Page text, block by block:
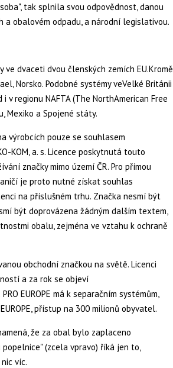
tak splnila svou odpovědnost, danou
a obalovém odpadu, a národní legislativou.
dvaceti dvou členských zemích EU.Kromě
Norsko. Podobné systémy veVelké Británii
v regionu NAFTA (The NorthAmerican Free
Mexiko a Spojené státy.
výrobcích pouze se souhlasem
KOM, a. s. Licence poskytnutá touto
značky mimo území ČR. Pro přímou
je proto nutné získat souhlas
na příslušném trhu. Značka nesmí být
být doprovázena žádným dalším textem,
obalu, zejména ve vztahu k ochraně
obchodní značkou na světě. Licenci
a za rok se objeví
EUROPE má k separačním systémům,
přístup na 300 milionů obyvatel.
že za obal bylo zaplaceno
(zcela vpravo) říká jen to,
víc.